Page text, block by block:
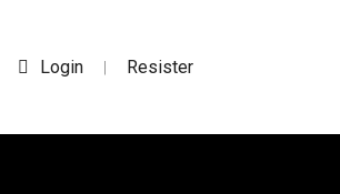
Login | Resister